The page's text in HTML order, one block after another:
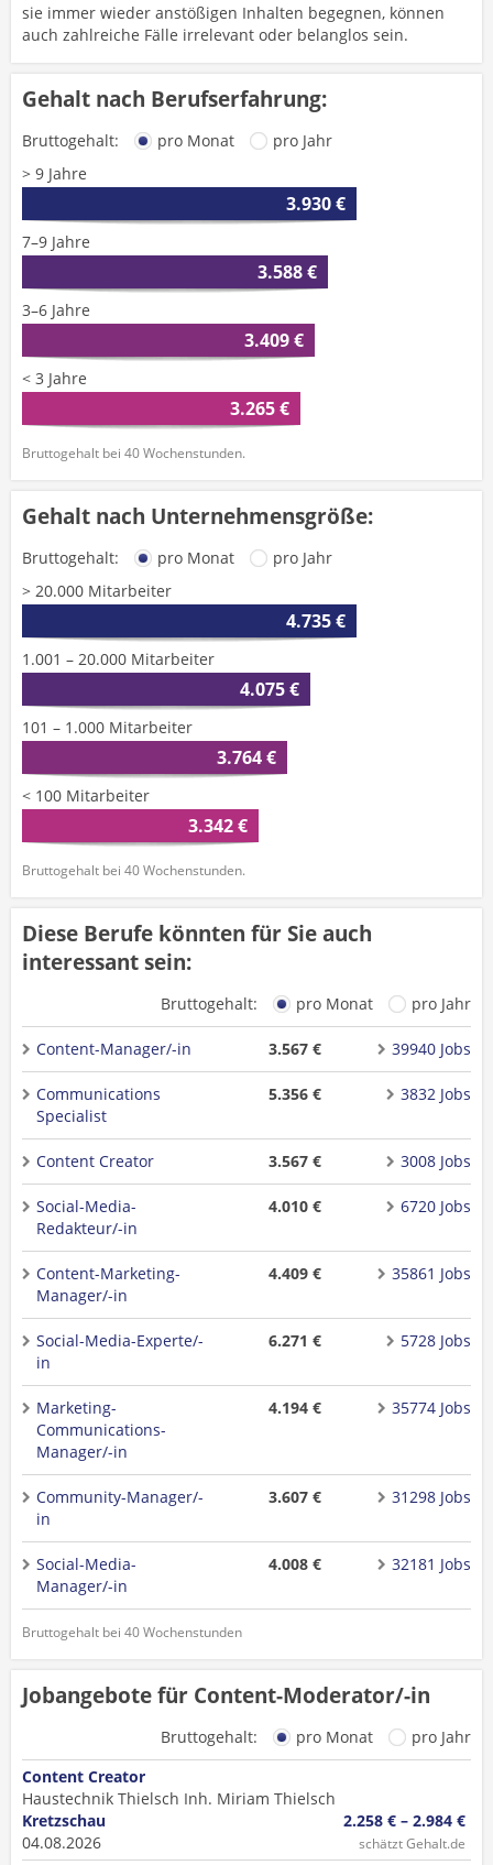
sie immer wieder anstößigen Inhalten begegnen, können
auch zahlreiche Fälle irrelevant oder belanglos sein.
Gehalt nach Berufserfahrung:
Bruttogehalt: pro Monat
pro Jahr
> 9 Jahre
3.930 €
7–9 Jahre
3.588 €
3–6 Jahre
3.409 €
< 3 Jahre
3.265 €
Bruttogehalt bei 40 Wochenstunden.
Gehalt nach Unternehmensgröße:
Bruttogehalt: pro Monat
pro Jahr
> 20.000 Mitarbeiter
4.735 €
1.001 – 20.000 Mitarbeiter
4.075 €
101 – 1.000 Mitarbeiter
3.764 €
< 100 Mitarbeiter
3.342 €
Bruttogehalt bei 40 Wochenstunden.
Diese Berufe könnten für Sie auch
interessant sein:
Bruttogehalt: pro Monat pro Jahr
Content-Manager/-in 3.567 € 39940 Jobs
Communications
Specialist
5.356 € 3832 Jobs
Content Creator 3.567 € 3008 Jobs
Social-Media-
Redakteur/-in
4.010 € 6720 Jobs
Content-Marketing-
Manager/-in
4.409 € 35861 Jobs
Social-Media-Experte/-
in
6.271 € 5728 Jobs
Marketing-
Communications-
Manager/-in
4.194 € 35774 Jobs
Community-Manager/-
in
3.607 € 31298 Jobs
Social-Media-
Manager/-in
4.008 € 32181 Jobs
Bruttogehalt bei 40 Wochenstunden
Jobangebote für Content-Moderator/-in
Bruttogehalt: pro Monat
pro Jahr
Content Creator
Haustechnik Thielsch Inh. Miriam Thielsch
Kretzschau
04.08.2026
2.258 € – 2.984 €
schätzt Gehalt.de